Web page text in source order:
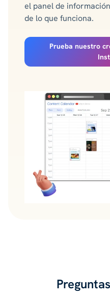
el panel de
de lo que funciona.
Prueba nuestro